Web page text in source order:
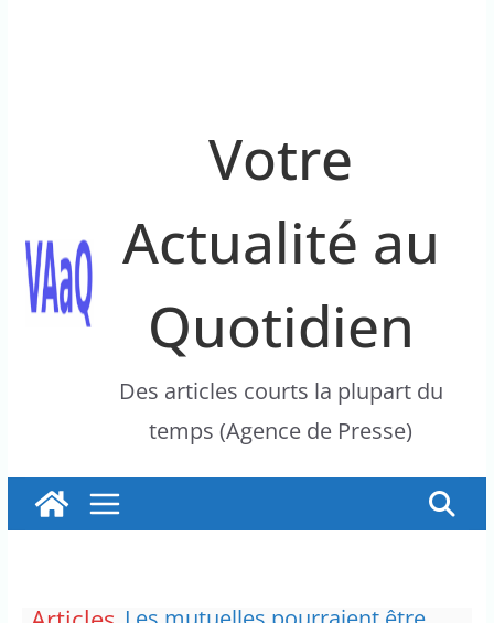
Votre
Actualité au
Quotidien
Des articles courts la plupart du
temps (Agence de Presse)